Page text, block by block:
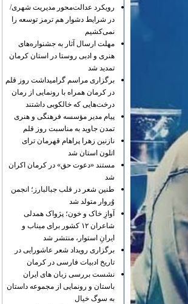
رویکرد عدالت‌محور مدیریت شهری/
در شرایط دشوار هم ترمز توسعه را
نمی‌کشیم
مهلت ارسال آثار به جشنواره‌های
هنری و ادبی روستا در استان کرمان
تمدید شد
برگزاری مراسم گرامیداشت روز قلم
در کرمان همراه با رونمایی از رمان
درخت‌هایی که خالکوبی داشتند
پیام مدیر مؤسسه فرهنگی و هنری
تمدن جاوید به مناسبت روز قلم
نازنین زهرا پراهام قهرمان ترای
اتلون استان شد
مستند «دعوت حق» در کرمان اکران
شد
طنین شعر در قلب جبالبارز؛ انجمن
وُروار متولد شد
آوازِ خاک و خون؛ پژواک همدلی
شاعران ۱۲ کشور برای میناب و
ایرانِ استوار، منتشر شد
برگزاری رویداد شعر عاشورایی در
تاریخ ادبیات فارسی در کرمان
نشست بررسی زبان های ایران
باستان و رونمایی از مجموعه داستان
به سوگ خیال